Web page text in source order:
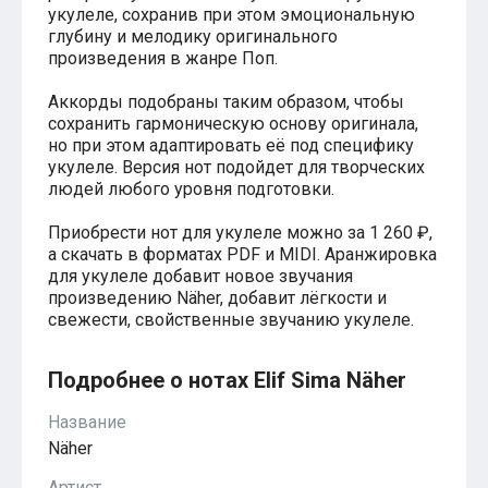
Хатико
Реквием по мечте
Пираты Карибского моря
Величайший шоумен
Звездные войны
Ла ла Ленд
Ромео и Джульетта (1968)
Бумер
Король лев (2019)
Брат-2
Властелин колец: Братство Кольца
Гордость и предубеждение
Классическая музыка
Времена года - Чайковский
Сонаты Бетховена
Ноты для вальса
Из мультфильмов
Король лев
Холодное сердце
укулеле, сохранив при этом эмоциональную
глубину и мелодику оригинального
произведения в жанре Поп.
Аккорды подобраны таким образом, чтобы
сохранить гармоническую основу оригинала,
но при этом адаптировать её под специфику
укулеле. Версия нот подойдет для творческих
людей любого уровня подготовки.
Приобрести нот для укулеле можно за 1 260 ₽,
а скачать в форматах PDF и MIDI. Аранжировка
для укулеле добавит новое звучания
произведению Näher, добавит лёгкости и
свежести, свойственные звучанию укулеле.
Подробнее о нотах Elif Sima Näher
Название
Näher